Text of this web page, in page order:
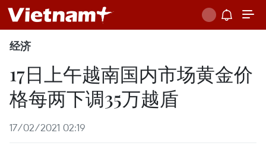
经济
17日上午越南国内市场黄金价
格每两下调35万越盾
17/02/2021 02:19